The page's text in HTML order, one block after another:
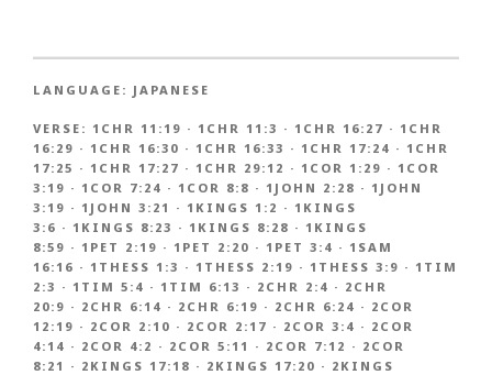
LANGUAGE: JAPANESE
VERSE: 1CHR 11:19 · 1CHR 11:3 · 1CHR 16:27 · 1CHR
16:29 · 1CHR 16:30 · 1CHR 16:33 · 1CHR 17:24 · 1CHR
17:25 · 1CHR 17:27 · 1CHR 29:12 · 1COR 1:29 · 1COR
3:19 · 1COR 7:24 · 1COR 8:8 · 1JOHN 2:28 · 1JOHN
3:19 · 1JOHN 3:21 · 1KINGS 1:2 · 1KINGS
3:6 · 1KINGS 8:23 · 1KINGS 8:28 · 1KINGS
8:59 · 1PET 2:19 · 1PET 2:20 · 1PET 3:4 · 1SAM
16:16 · 1THESS 1:3 · 1THESS 2:19 · 1THESS 3:9 · 1TIM
2:3 · 1TIM 5:4 · 1TIM 6:13 · 2CHR 2:4 · 2CHR
20:9 · 2CHR 6:14 · 2CHR 6:19 · 2CHR 6:24 · 2COR
12:19 · 2COR 2:10 · 2COR 2:17 · 2COR 3:4 · 2COR
4:14 · 2COR 4:2 · 2COR 5:11 · 2COR 7:12 · 2COR
8:21 · 2KINGS 17:18 · 2KINGS 17:20 · 2KINGS